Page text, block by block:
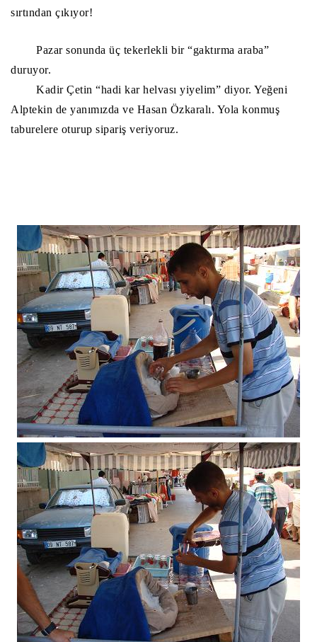
sırtından çıkıyor!
Pazar sonunda üç tekerlekli bir “gaktırma araba”
duruyor.
Kadir Çetin “hadi kar helvası yiyelim” diyor. Yeğeni
Alptekin de yanımızda ve Hasan Özkaralı. Yola konmuş
taburelere oturup sipariş veriyoruz.